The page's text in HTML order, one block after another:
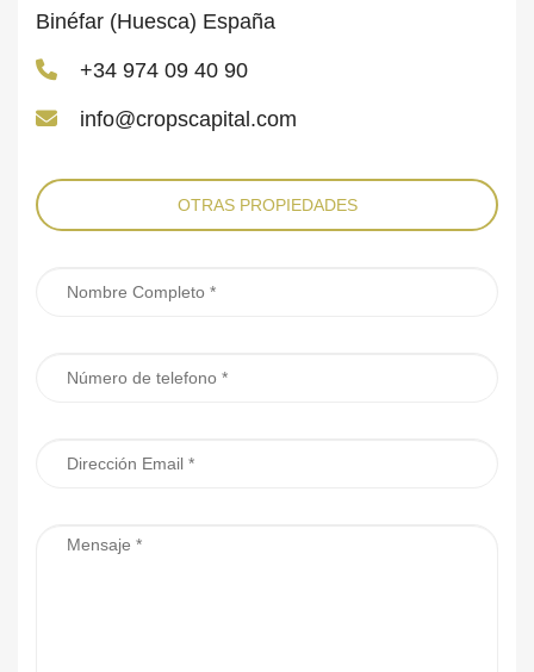
Binéfar (Huesca) España
+34 974 09 40 90
info@cropscapital.com
OTRAS PROPIEDADES